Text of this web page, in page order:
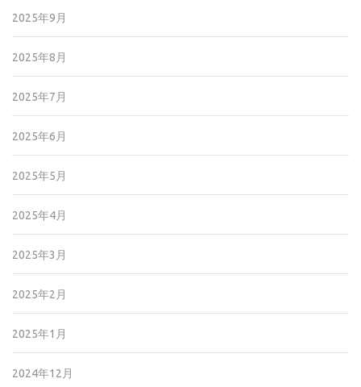
2025年9月
2025年8月
2025年7月
2025年6月
2025年5月
2025年4月
2025年3月
2025年2月
2025年1月
2024年12月